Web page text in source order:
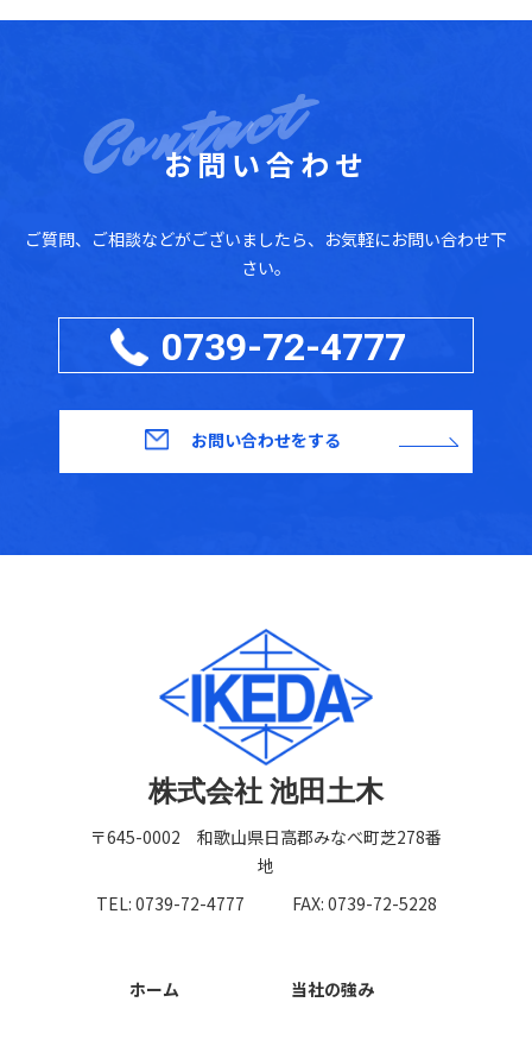
お問い合わせ
ご質問、ご相談などがございましたら、お気軽にお問い合わせ下
さい。
0739-72-4777
お問い合わせをする
株式会社 池田土木
〒645-0002 和歌山県日高郡みなべ町芝278番
地
TEL: 0739-72-4777
FAX: 0739-72-5228
ホーム 当社の強み